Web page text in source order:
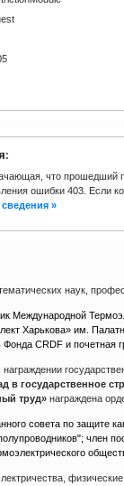
что прошедший
ошибки 403. Если
»
наук,
Международной
Харькова» им.
CRDF и почетная
в государственное
труд» награждена
совета по защите
член